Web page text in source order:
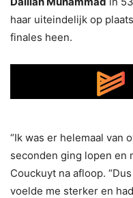
haar uiteindelijk op
finales heen.
“Ik was er helemaal van
seconden ging lopen en
Couckuyt na afloop.
voelde me sterker en